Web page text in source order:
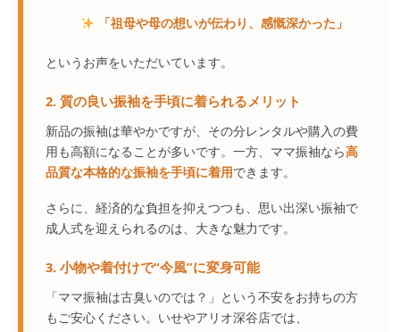
「祖母や母の想いが伝わり、感慨深かった」
というお声をいただいています。
2. 質の良い振袖を手頃に着られるメリット
新品の振袖は華やかですが、その分レンタルや購入の費
用も高額になることが多いです。一方、ママ振袖なら高
品質な本格的な振袖を手頃に着用できます。
さらに、経済的な負担を抑えつつも、思い出深い振袖で
成人式を迎えられるのは、大きな魅力です。
3. 小物や着付けで“今風”に変身可能
「ママ振袖は古臭いのでは？」という不安をお持ちの方
もご安心ください。いせやアリオ深谷店では、